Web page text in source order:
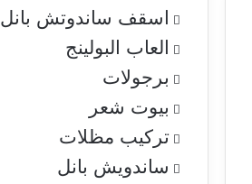
اسقف ساندوتش بانل
العاب البولينج
برجولات
بيوت شعر
تركيب مظلات
ساندويش بانل